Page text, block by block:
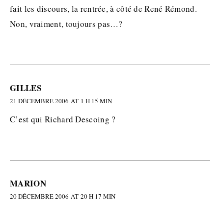
fait les discours, la rentrée, à côté de René Rémond.
Non, vraiment, toujours pas…?
GILLES
21 DÉCEMBRE 2006 AT 1 H 15 MIN
C’est qui Richard Descoing ?
MARION
20 DÉCEMBRE 2006 AT 20 H 17 MIN